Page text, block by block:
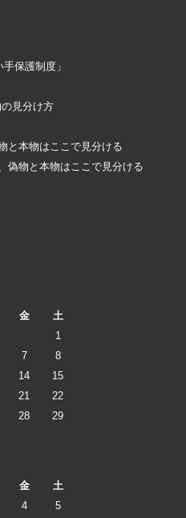
保護制度」
見分け方
と本物はここで見分ける
偽物と本物はここで見分ける
金
土
1
7
8
14
15
21
22
28
29
金
土
4
5